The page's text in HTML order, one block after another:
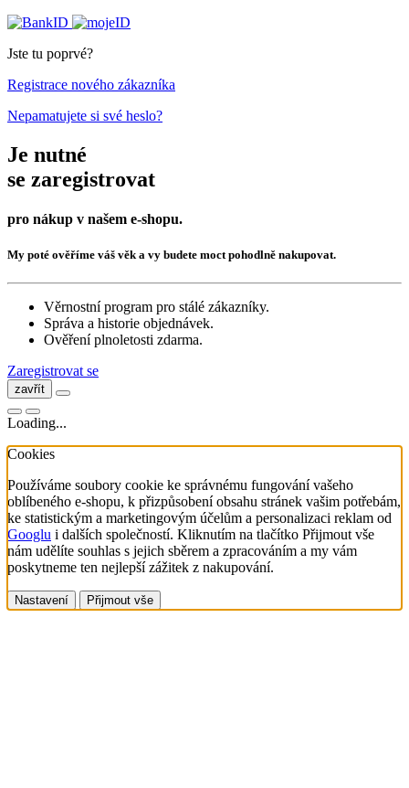
Jste tu poprvé?
Registrace nového zákazníka
Nepamatujete si své heslo?
Je nutné
se zaregistrovat
pro nákup v našem e-shopu.
My poté ověříme váš věk a vy budete moct pohodlně nakupovat.
Věrnostní program pro stálé zákazníky.
Správa a historie objednávek.
Ověření plnoletosti zdarma.
Zaregistrovat se
zavřít
Loading...
Cookies
Používáme soubory cookie ke správnému fungování vašeho
oblíbeného e-shopu, k přizpůsobení obsahu stránek vašim potřebám,
ke statistickým a marketingovým účelům a personalizaci reklam od
Googlu i dalších společností. Kliknutím na tlačítko Přijmout vše
nám udělíte souhlas s jejich sběrem a zpracováním a my vám
poskytneme ten nejlepší zážitek z nakupování.
Nastavení Přijmout vše